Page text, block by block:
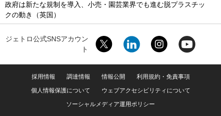
政府は新たな規制を導入、小売・園芸業界でも進む脱プラスチッ
クの動き（英国）
ジェトロ公式SNSアカウン
ト
採用情報 調達情報 情報公開
利用規約・免責事項
個人情報保護について
ウェブアクセシビリティについて
ソーシャルメディア運用ポリシー